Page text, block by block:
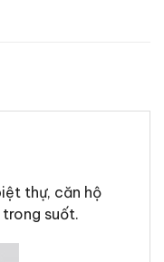
thự, căn hộ
suốt.